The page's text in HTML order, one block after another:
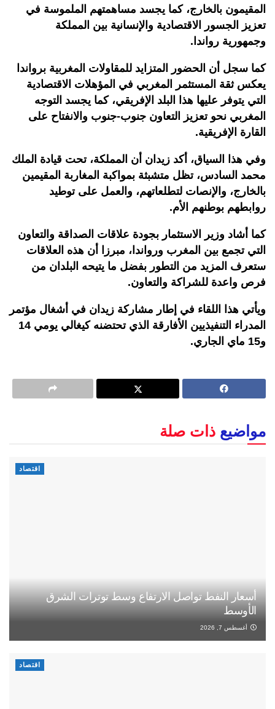
المقيمون بالخارج، كما يجسد مساهمتهم الملموسة في
تعزيز الجسور الاقتصادية والإنسانية بين المملكة
وجمهورية رواندا .
كما سجل أن الحضور المتزايد للمقاولات المغربية برواندا
يعكس ثقة المستثمر المغربي في المؤهلات الاقتصادية
التي يتوفر عليها هذا البلد الإفريقي، كما يجسد التوجه
المغربي نحو تعزيز التعاون جنوب-جنوب والانفتاح على
القارة الإفريقية.
وفي هذا السياق، أكد زيدان أن المملكة، تحت قيادة الملك
محمد السادس، تظل متشبثة بمواكبة المغاربة المقيمين
بالخارج، والإنصات لتطلعاتهم، والعمل على توطيد
روابطهم بوطنهم الأم.
كما أشاد وزير الاستثمار بجودة علاقات الصداقة والتعاون
التي تجمع بين المغرب ورواندا، مبرزا أن هذه العلاقات
ستعرف المزيد من التطور بفضل ما يتيحه البلدان من
فرص واعدة للشراكة والتعاون.
ويأتي هذا اللقاء في إطار مشاركة زيدان في أشغال مؤتمر
المدراء التنفيذيين الأفارقة الذي تحتضنه كيغالي يومي 14
و15 ماي الجاري.
مواضيع ذات صلة
اقتصاد
أسعار النفط تواصل الارتفاع وسط توترات الشرق
الأوسط
أغسطس 7, 2026
اقتصاد